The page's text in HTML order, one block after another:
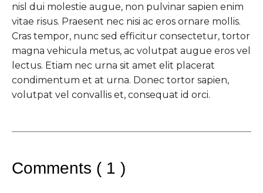
nisl dui molestie augue, non pulvinar sapien enim
vitae risus. Praesent nec nisi ac eros ornare mollis.
Cras tempor, nunc sed efficitur consectetur, tortor
magna vehicula metus, ac volutpat augue eros vel
lectus. Etiam nec urna sit amet elit placerat
condimentum et at urna. Donec tortor sapien,
volutpat vel convallis et, consequat id orci.
Comments ( 1 )